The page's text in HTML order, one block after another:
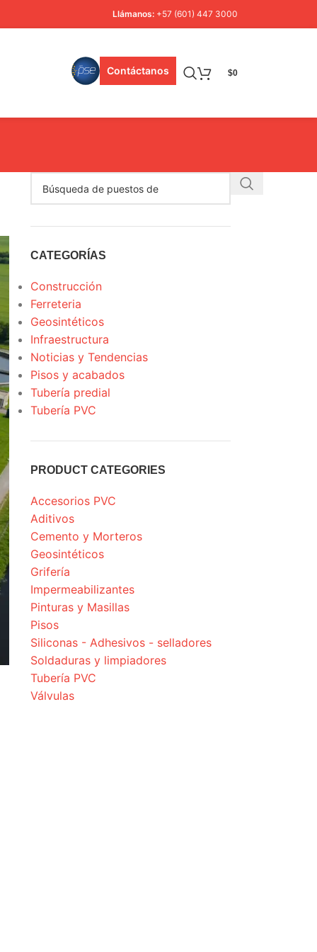
Llámanos: +57 (601) 447 3000
Contáctanos $0
CATEGORÍAS
Construcción
Ferreteria
Geosintéticos
Infraestructura
Noticias y Tendencias
Pisos y acabados
Tubería predial
Tubería PVC
PRODUCT CATEGORIES
Accesorios PVC
Aditivos
Cemento y Morteros
Geosintéticos
Grifería
Impermeabilizantes
Pinturas y Masillas
Pisos
Siliconas - Adhesivos - selladores
Soldaduras y limpiadores
Tubería PVC
Válvulas